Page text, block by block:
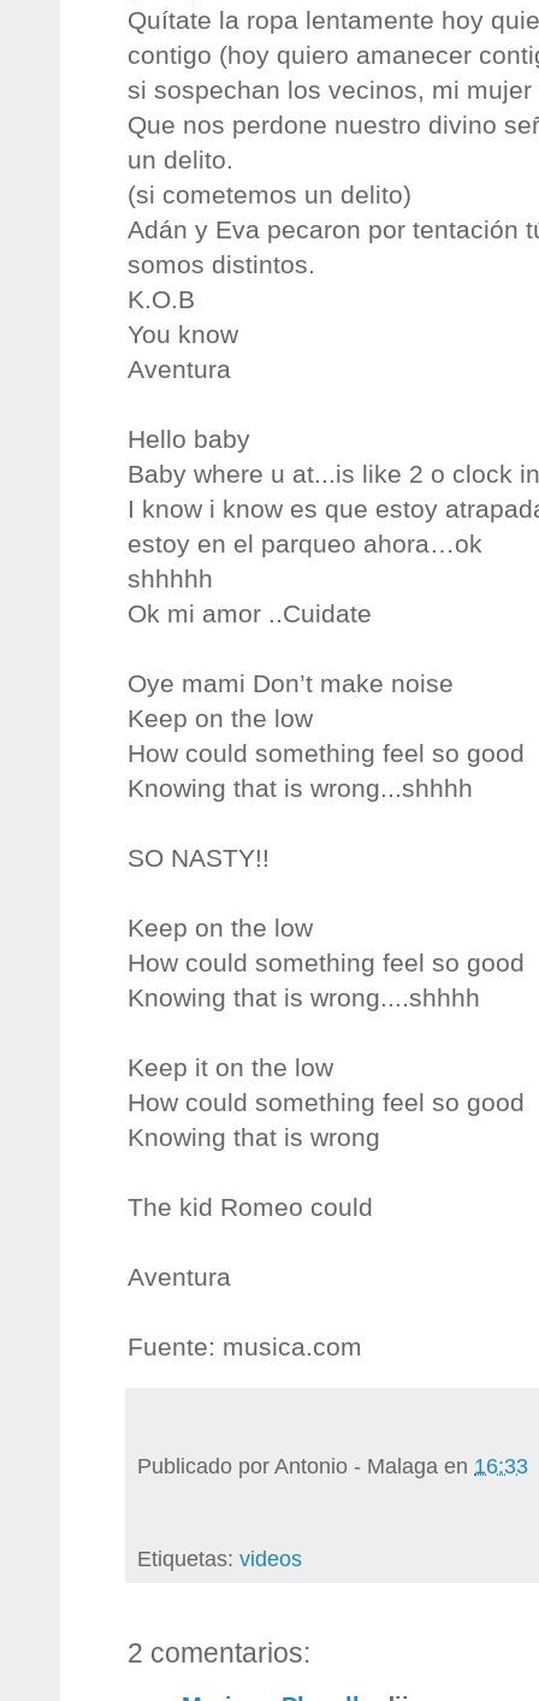
Quítate la ropa lentamente hoy
contigo (hoy quiero amanecer
si sospechan los vecinos, mi mujer
Que nos perdone nuestro divino
un delito.
(si cometemos un delito)
Adán y Eva pecaron por tentación
somos distintos.
K.O.B
You know
Aventura
Hello baby
Baby where u at...is like 2 o clock
I know i know es que estoy
estoy en el parqueo ahora…ok
shhhhh
Ok mi amor ..Cuidate
Oye mami Don’t make noise
Keep on the low
How could something feel so good
Knowing that is wrong...shhhh
SO NASTY!!
Keep on the low
How could something feel so good
Knowing that is wrong....shhhh
Keep it on the low
How could something feel so good
Knowing that is wrong
The kid Romeo could
Aventura
Fuente: musica.com
Publicado porAntonio - Malaga en 16:33
Etiquetas: videos
2 comentarios: